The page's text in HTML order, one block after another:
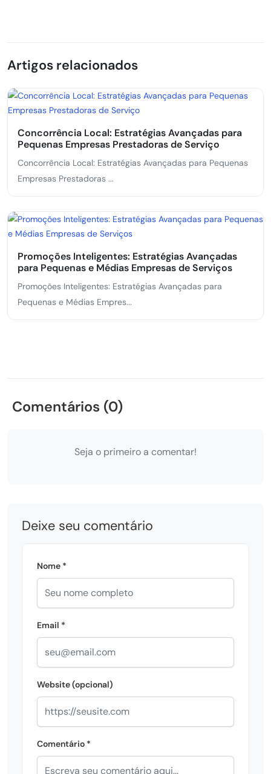
Artigos relacionados
Concorrência Local: Estratégias Avançadas para
Pequenas Empresas Prestadoras de Serviço
Concorrência Local: Estratégias Avançadas para Pequenas
Empresas Prestadoras ...
Promoções Inteligentes: Estratégias Avançadas
para Pequenas e Médias Empresas de Serviços
Promoções Inteligentes: Estratégias Avançadas para
Pequenas e Médias Empres...
Comentários (0)
Seja o primeiro a comentar!
Deixe seu comentário
Nome *
Email *
Website (opcional)
Comentário *